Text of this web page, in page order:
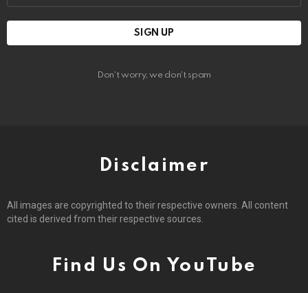
Don't worry, we don't spam
Disclaimer
All images are copyrighted to their respective owners. All content
cited is derived from their respective sources.
Find Us On YouTube